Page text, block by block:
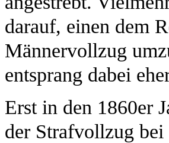
darauf, einen dem
Männervollzug
entsprang dabei
Erst in den 1860er
der Strafvollzug bei